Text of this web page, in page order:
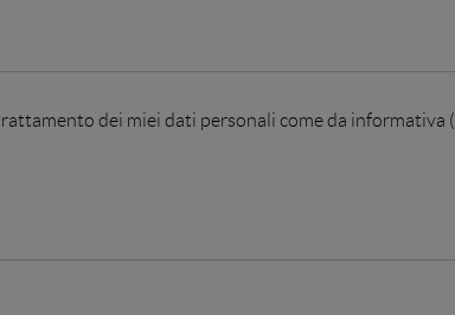
dei miei dati personali come da informativa (